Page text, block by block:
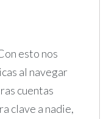
esto nos
al navegar
cuentas
clave a nadie,